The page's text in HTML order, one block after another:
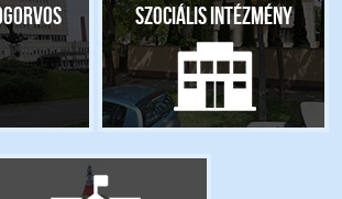
Szociális intézmény